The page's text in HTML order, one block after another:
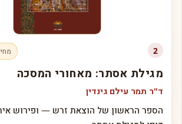
2
מגילת אסתר: מאחורי המסכה
ד"ר תמר עילם גינדין
הספר הראשון של הוצאת זרש — ופירוש